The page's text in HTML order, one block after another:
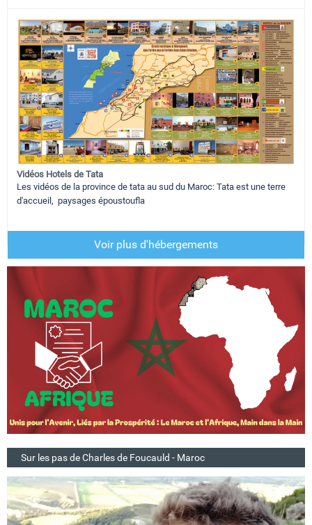
Vidéos Hotels de Tata
Les vidéos de la province de tata au sud du Maroc: Tata est une terre
d'accueil, paysages époustoufla
Voir plus d'hébergements
Sur les pas de Charles de Foucauld - Maroc